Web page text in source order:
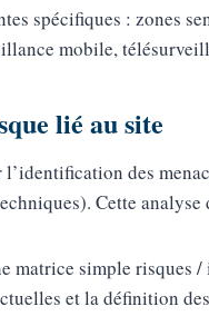
spécifiques : zones
mobile,
lié au site
l’identification des
Cette
matrice simple
et la définition